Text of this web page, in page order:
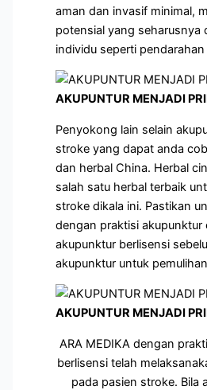
aman dan invasif minimal,
potensial yang seharusnya
individu seperti pendarahan
AKUPUNTUR MENJADI
Penyokong lain selain
stroke yang dapat anda
dan herbal China. Herbal
salah satu herbal terbaik
stroke dikala ini. Pastikan
dengan praktisi
akupunktur berlisensi
akupunktur untuk
AKUPUNTUR MENJADI
ARA MEDIKA dengan
berlisensi telah
pada pasien stroke. Bila